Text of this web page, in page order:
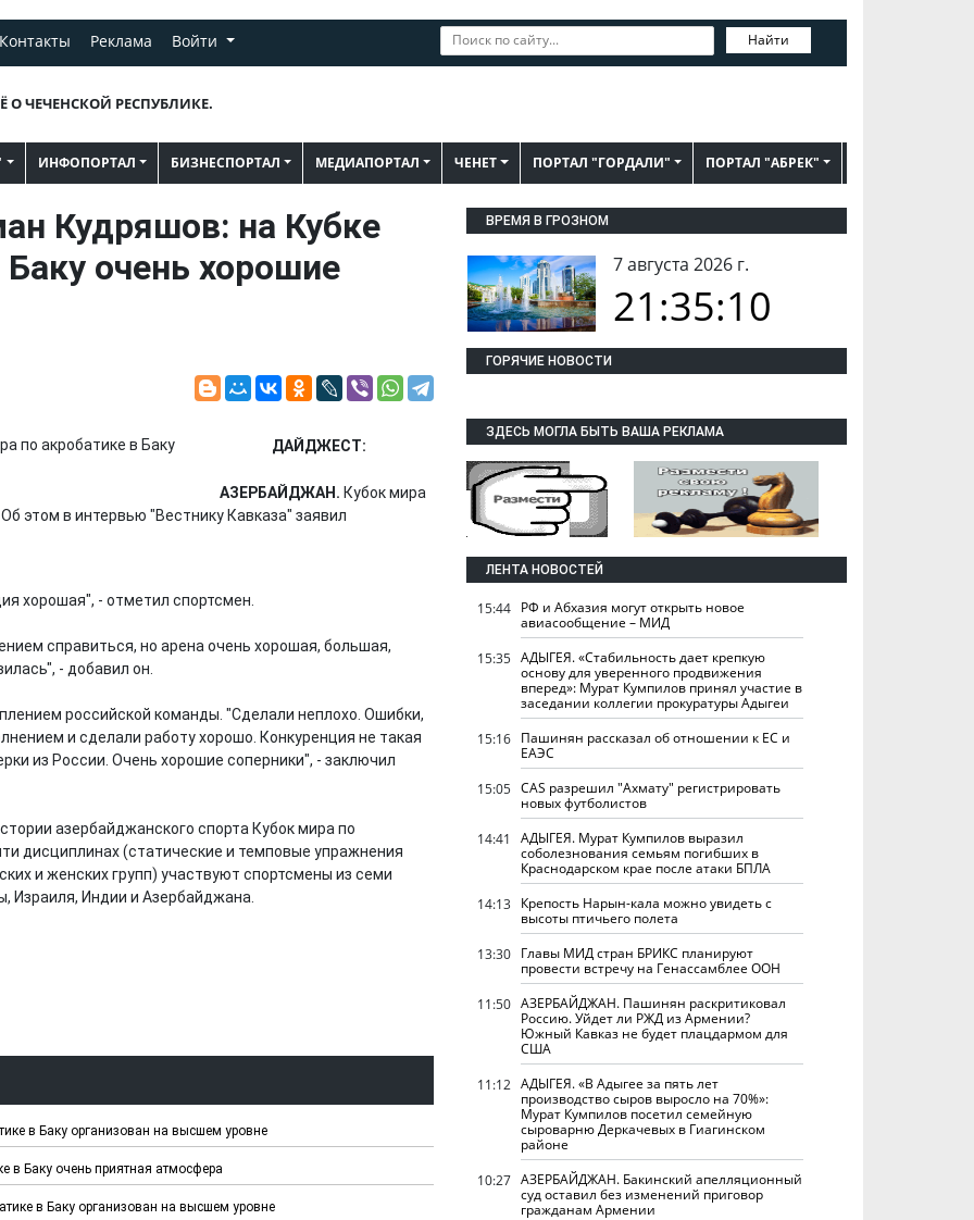
Контакты Реклама Войти Найти
О ЧЕЧЕНСКОЙ РЕСПУБЛИКЕ.
ИНФОПОРТАЛ БИЗНЕСПОРТАЛ МЕДИАПОРТАЛ ЧЕНЕТ ПОРТАЛ "ГОРДАЛИ" ПОРТАЛ "АБРЕК"
Кудряшов: на Кубке
очень хорошие
ДАЙДЖЕСТ:
АЗЕРБАЙДЖАН. Кубок мира
этом в интервью "Вестнику Кавказа" заявил
хорошая", - отметил спортсмен.
справиться, но арена очень хорошая, большая,
- добавил он.
российской команды. "Сделали неплохо. Ошибки,
и сделали работу хорошо. Конкуренция не такая
из России. Очень хорошие соперники", - заключил
азербайджанского спорта Кубок мира по
дисциплинах (статические и темповые упражнения
и женских групп) участвуют спортсмены из семи
Израиля, Индии и Азербайджана.
в Баку организован на высшем уровне
Баку очень приятная атмосфера
в Баку организован на высшем уровне
ВРЕМЯ В ГРОЗНОМ
7 августа 2026 г.
21:35:11
ГОРЯЧИЕ НОВОСТИ
ЗДЕСЬ МОГЛА БЫТЬ ВАША РЕКЛАМА
ЛЕНТА НОВОСТЕЙ
15:44 РФ и Абхазия могут открыть новое
авиасообщение – МИД
15:35 АДЫГЕЯ. «Стабильность дает крепкую
основу для уверенного продвижения
вперед»: Мурат Кумпилов принял участие в
заседании коллегии прокуратуры Адыгеи
15:16 Пашинян рассказал об отношении к ЕС и
ЕАЭС
15:05 CAS разрешил "Ахмату" регистрировать
новых футболистов
14:41
АДЫГЕЯ. Мурат Кумпилов выразил
соболезнования семьям погибших в
Краснодарском крае после атаки БПЛА
14:13 Крепость Нарын-кала можно увидеть с
высоты птичьего полета
13:30 Главы МИД стран БРИКС планируют
провести встречу на Генассамблее ООН
11:50 АЗЕРБАЙДЖАН. Пашинян раскритиковал
Россию. Уйдет ли РЖД из Армении?
Южный Кавказ не будет плацдармом для
США
11:12 АДЫГЕЯ. «В Адыгее за пять лет
производство сыров выросло на 70%»:
Мурат Кумпилов посетил семейную
сыроварню Деркачевых в Гиагинском
районе
10:27 АЗЕРБАЙДЖАН. Бакинский апелляционный
суд оставил без изменений приговор
гражданам Армении